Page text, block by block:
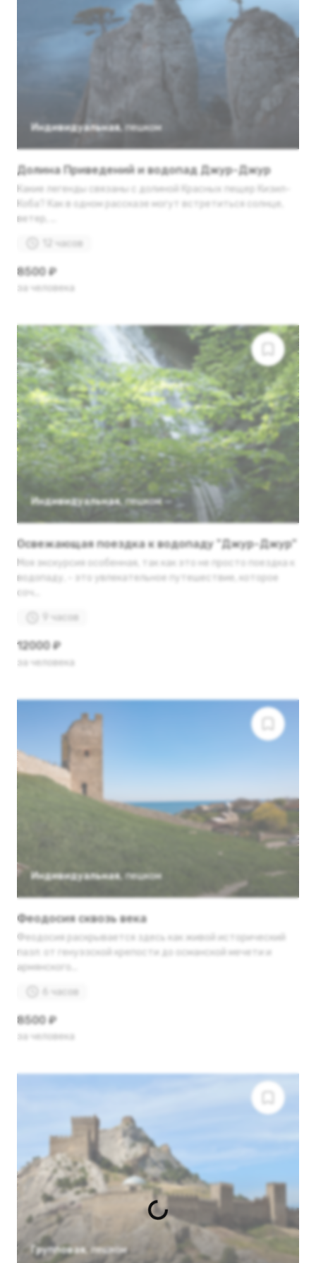
Индивидуальная, пешком
Долина Приведений и водопад Джур-Джур
Какие легенды связаны с долиной Красных пещер Кизил-
Коба? Как в одном рассказе могут встретиться солнце,
ветер, ...
12 часов
8500 ₽
за человека
Индивидуальная, пешком
Освежающая поездка к водопаду "Джур-Джур"
Моя экскурсия особенная, так как это не просто поездка к
водопаду, - это увлекательное путешествие, которое
соч...
9 часов
12000 ₽
за человека
Индивидуальная, пешком
Феодосия сквозь века
Феодосия раскрывается здесь как живой исторический
пазл: от генуэзской крепости до османской мечети и
армянского...
6 часов
8500 ₽
за человека
Групповая, пешком